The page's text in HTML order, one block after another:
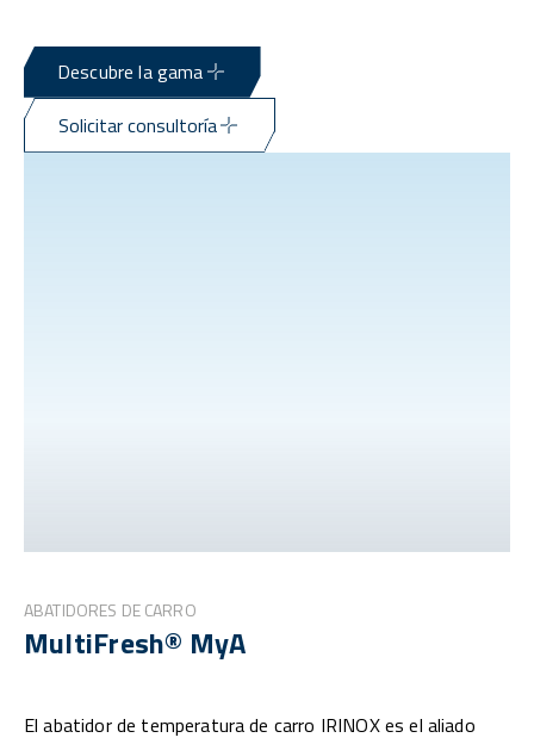
Descubre la gama
Solicitar consultoría
ABATIDORES DE CARRO
MultiFresh® MyA
El abatidor de temperatura de carro IRINOX es el aliado